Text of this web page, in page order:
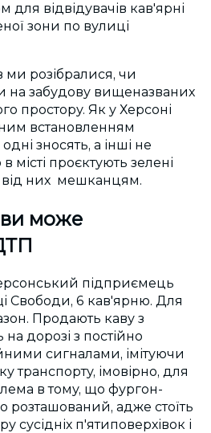
відвідувачів кав'ярні
зони по вулиці
ми розібралися, чи
на забудову вищеназваних
простору. Як у Херсоні
встановленням
зносять, а інші не
місті проєктують зелені
від них мешканцям.
може
підприємець
Свободи, 6 кав'ярню. Для
Продають каву з
дорозі з постійно
сигналами, імітуючи
транспорту, імовірно, для
в тому, що фургон-
розташований, адже стоїть
сусідніх п'ятиповерхівок і